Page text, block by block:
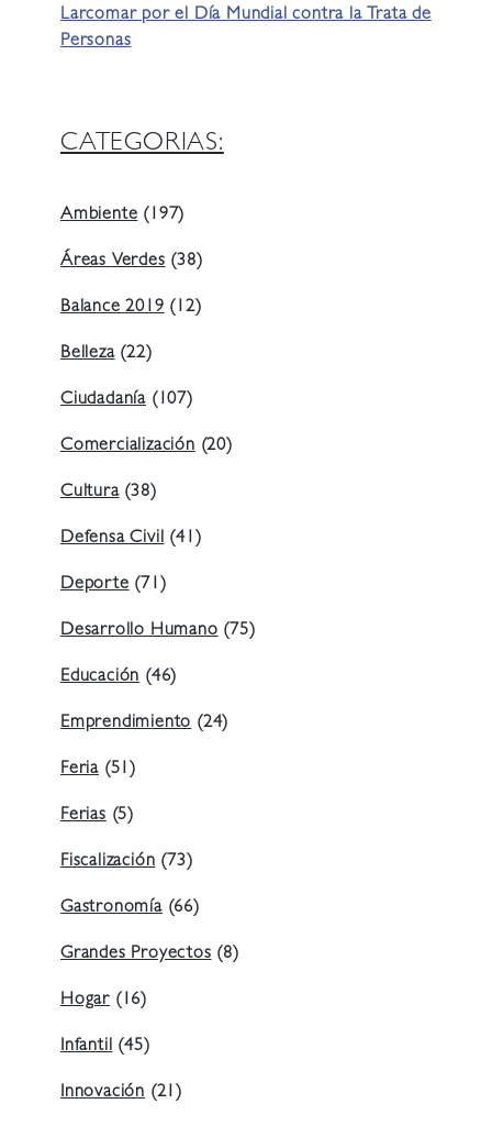
Larcomar por el Día Mundial contra la Trata de
Personas
CATEGORIAS:
Ambiente(197)
Áreas Verdes(38)
Balance 2019(12)
Belleza(22)
Ciudadanía (107)
Comercialización(20)
Cultura(38)
Defensa Civil(41)
Deporte(71)
Desarrollo Humano(75)
Educación(46)
Emprendimiento(24)
Feria (51)
Ferias(5)
Fiscalización(73)
Gastronomía(66)
Grandes Proyectos(8)
Hogar (16)
Infantil(45)
Innovación (21)